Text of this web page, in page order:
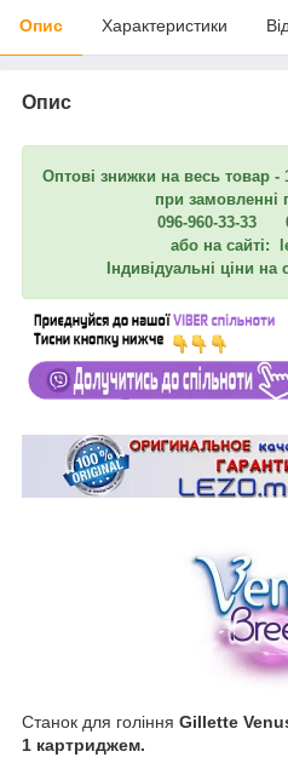
Опис Характеристики
Опис
Оптові знижки на весь товар -
при замовленні
096-960-33-33
або на сайті:
Індивідуальні ціни
Станок для гоління Gillette
1 картриджем.